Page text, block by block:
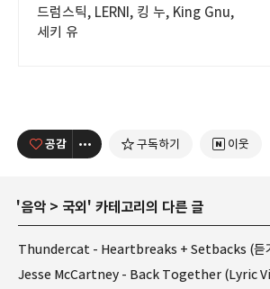
드럼스틱, LERNI, 킹 누, King Gnu,
세키 유
공감 구독하기 이웃
'음악 > 국외' 카테고리의 다른 글
Thundercat - Heartbreaks + Setbacks (듣
Jesse McCartney - Back Together (Lyric